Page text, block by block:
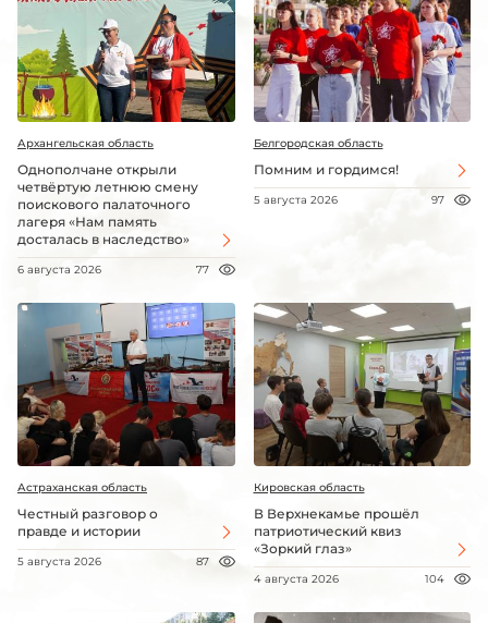
Архангельская область
Однополчане открыли
четвёртую летнюю смену
поискового палаточного
лагеря «Нам память
досталась в наследство»
6 августа 2026 77
Белгородская область
Помним и гордимся!
5 августа 2026 97
Астраханская область
Честный разговор о
правде и истории
5 августа 2026 87
Кировская область
В Верхнекамье прошёл
патриотический квиз
«Зоркий глаз»
4 августа 2026 104